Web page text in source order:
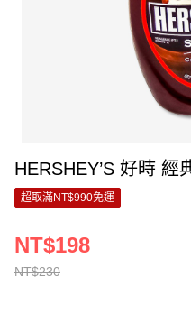
HERSHEY’S 好時 經
超取滿NT$990免運
NT$230
NT$198